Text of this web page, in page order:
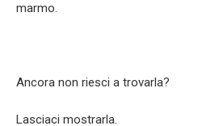
marmo.
Ancora non riesci a trovarla?
Lasciaci mostrarla.